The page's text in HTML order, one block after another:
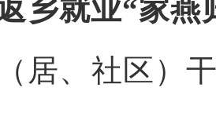
乡就业“家燕
居、社区）